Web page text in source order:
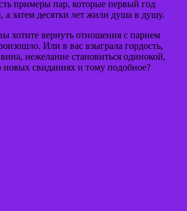
примеры пар, которые первый год
а затем десятки лет жили душа в душу.
хотите вернуть отношения с парнем
Или в вас взыграла гордость,
вина, нежелание становиться одинокой,
свиданиях и тому подобное?